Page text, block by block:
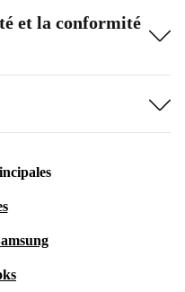
et la conformité